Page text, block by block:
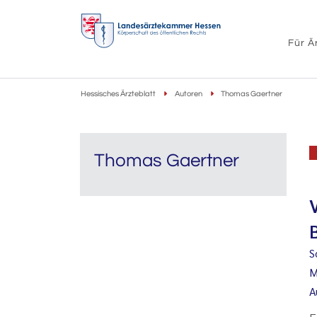
Für
Hessisches Ärzteblatt Autoren Thomas Gaertner
Thomas Gaertner